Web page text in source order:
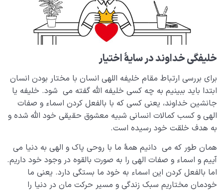
شیطان دشمن آشکار
بیماری‌های پنهان روح
شناخت بهشت و جهنم
نگاه ابدی و آمادگی برای آخرت 0/14
از خیال تا سلامت قلب 0/31
انسان در مرکز آفرینش
دیدار جهان غیب 0/9
خلیفگی خداوند در سایۀ اختیار
برای بررسی ارتباط مقام خلیفه اللهی انسان با مختار بودن انسان
ابتدا باید ببینیم به چه کسی خلیفه الله گفته می شود. خلیفه یا
جانشین خداوند، یعنی کسی که با بالفعل کردن اسماء و صفات
الهی و کسب کمالات انسانی شبیه معشوق حقیقی خود الله شده و
به هدف خلقت خود رسیده است.
همان طور که می دانیم همۀ ما با روحی پاک و الهی به دنیا می
آییم و اسماء و صفات الهی را به صورت بالقوه در وجود خود داریم.
اما بالفعل کردن این اسماء به خود ما بستگی دارد. یعنی ما
خودمان مختاریم سبک زندگی و مسیر حرکت مان در دنیا را